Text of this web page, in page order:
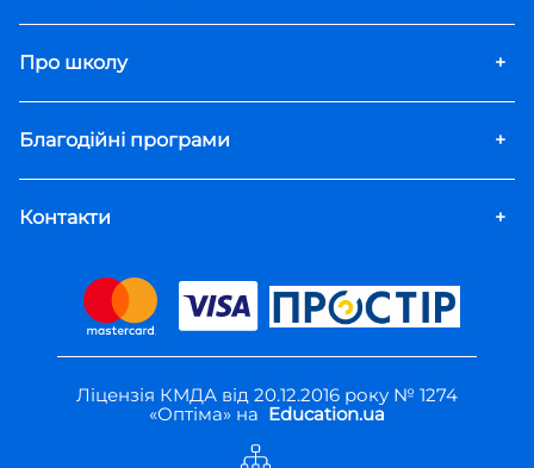
Про школу +
Благодійні програми +
Контакти +
Ліцензія КМДА від 20.12.2016 року № 1274
«Оптіма» на Education.ua